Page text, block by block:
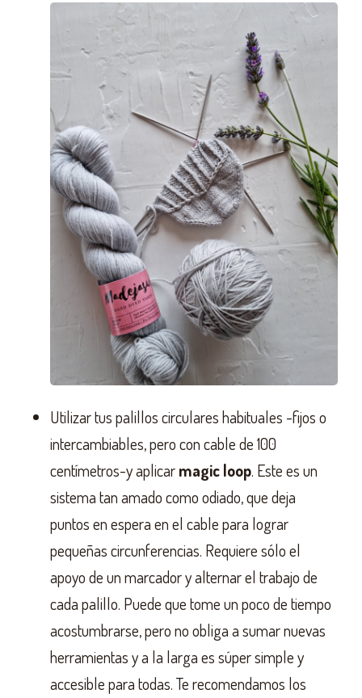
Utilizar tus palillos circulares habituales -fijos o
intercambiables, pero con cable de 100
centímetros-y aplicarmagic loop. Este es un
sistema tan amado como odiado, que deja
puntos en espera en el cable para lograr
pequeñas circunferencias. Requiere sólo el
apoyo de un marcador y alternar el trabajo de
cada palillo. Puede que tome un poco de tiempo
acostumbrarse, pero no obliga a sumar nuevas
herramientas y a la larga es súper simple y
accesible para todas. Te recomendamos los